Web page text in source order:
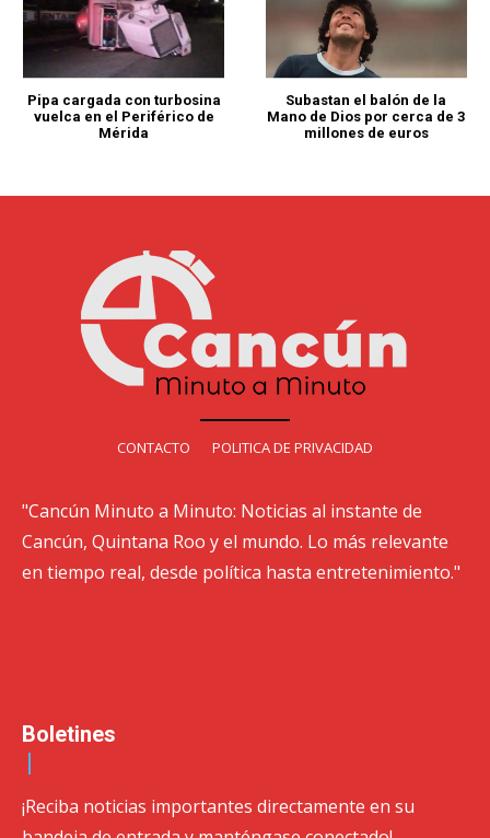
Pipa cargada con turbosina
vuelca en el Periférico de
Mérida
Subastan el balón de la
Mano de Dios por cerca de 3
millones de euros
CONTACTO POLITICA DE PRIVACIDAD
"Cancún Minuto a Minuto: Noticias al instante de
Cancún, Quintana Roo y el mundo. Lo más relevante
en tiempo real, desde política hasta entretenimiento."
Boletines
¡Reciba noticias importantes directamente en su